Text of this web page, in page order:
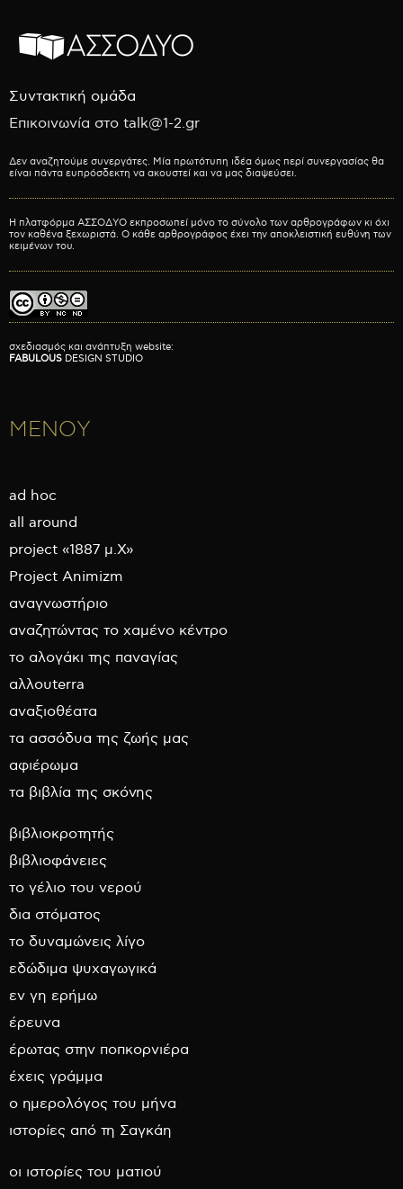
Συντακτική ομάδα
Επικοινωνία στο talk@1-2.gr
Δεν αναζητούμε συνεργάτες. Μία πρωτότυπη ιδέα όμως περί συνεργασίας θα
είναι πάντα ευπρόσδεκτη να ακουστεί και να μας διαψεύσει.
Η πλατφόρμα ΑΣΣΟΔΥΟ εκπροσωπεί μόνο το σύνολο των αρθρογράφων κι όχι
τον καθένα ξεχωριστά. Ο κάθε αρθρογράφος έχει την αποκλειστική ευθύνη των
κειμένων του.
σχεδιασμός και ανάπτυξη website:
FABULOUS DESIGN STUDIO
ΜΕΝΟΥ
ad hoc
all around
project «1887 μ.Χ»
Project Animizm
αναγνωστήριο
αναζητώντας το χαμένο κέντρο
το αλογάκι της παναγίας
αλλουterra
αναξιοθέατα
τα ασσόδυα της ζωής μας
αφιέρωμα
τα βιβλία της σκόνης
βιβλιοκροτητής
βιβλιοφάνειες
το γέλιο του νερού
δια στόματος
το δυναμώνεις λίγο
εδώδιμα ψυχαγωγικά
εν γη ερήμω
έρευνα
έρωτας στην ποπκορνιέρα
έχεις γράμμα
ο ημερολόγος του μήνα
ιστορίες από τη Σαγκάη
οι ιστορίες του ματιού